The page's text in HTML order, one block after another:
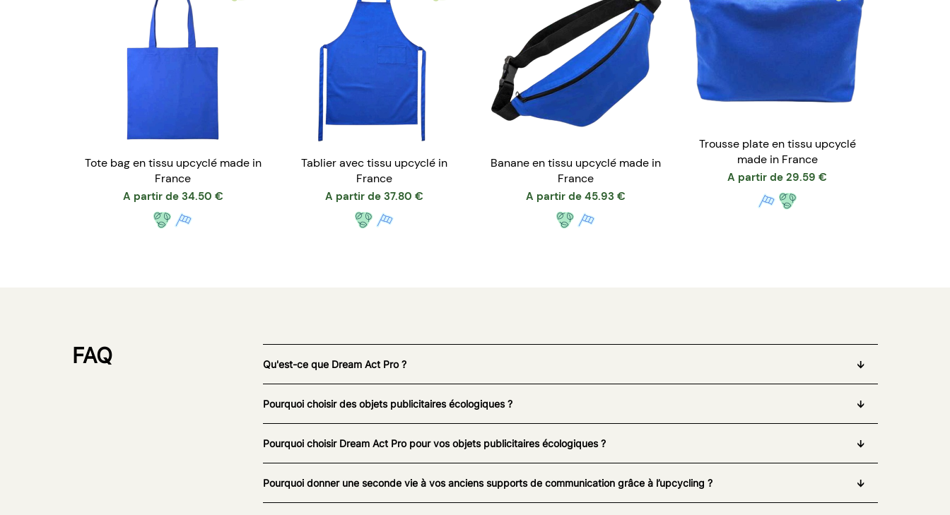
Tote bag en tissu upcyclé made in
France
A partir de 34.50 €
Tablier avec tissu upcyclé in
France
A partir de 37.80 €
Banane en tissu upcyclé made in
France
A partir de 45.93 €
Trousse plate en tissu upcyclé
made in France
A partir de 29.59 €
FAQ Qu'est-ce que Dream Act Pro ?
Pourquoi choisir des objets publicitaires écologiques ?
Pourquoi choisir Dream Act Pro pour vos objets publicitaires écologiques ?
Pourquoi donner une seconde vie à vos anciens supports de communication grâce à l’upcycling ?